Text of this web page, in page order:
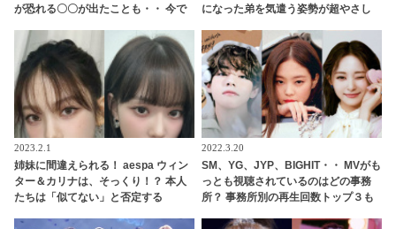
が恐れる〇〇が出たことも・・ 今で
クリ
になった弟を気遣う姿勢が超やさし
キャッチボールしてあげる」
2023.2.1
姉妹に間違えられる！ aespa ウィン
ター＆カリナは、そっくり！？ 本人
たちは「似てない」と否定する
2022.3.20
SM、YG、JYP、BIGHIT・・ MVがも
っとも視聴されているのはどの事務
所？ 事務所別の再生回数トップ３も